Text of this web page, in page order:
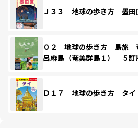
Ｊ３３ 地球の歩き方 墨田
０２ 地球の歩き方 島旅
呂麻島（奄美群島１） ５訂
Ｄ１７ 地球の歩き方 タイ